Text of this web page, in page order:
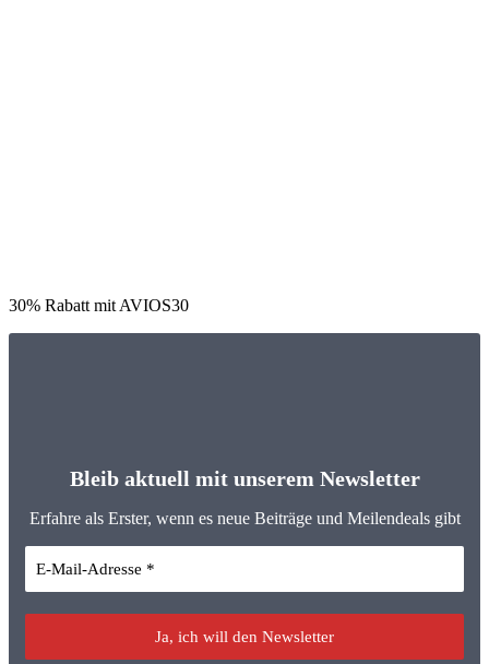
30% Rabatt mit AVIOS30
Bleib aktuell mit unserem Newsletter
Erfahre als Erster, wenn es neue Beiträge und Meilendeals gibt